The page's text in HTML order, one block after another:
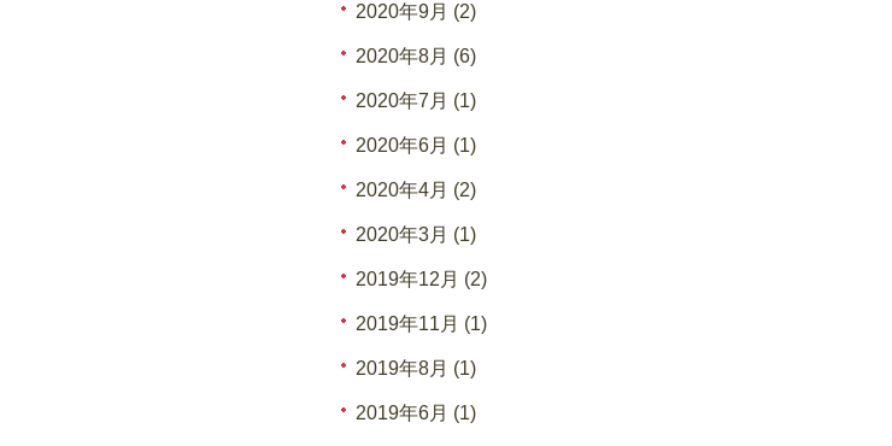
2020年9月 (2)
2020年8月 (6)
2020年7月 (1)
2020年6月 (1)
2020年4月 (2)
2020年3月 (1)
2019年12月 (2)
2019年11月 (1)
2019年8月 (1)
2019年6月 (1)